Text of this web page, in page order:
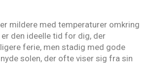
mildere med temperaturer omkring
den ideelle tid for dig, der
ferie, men stadig med gode
solen, der ofte viser sig fra sin